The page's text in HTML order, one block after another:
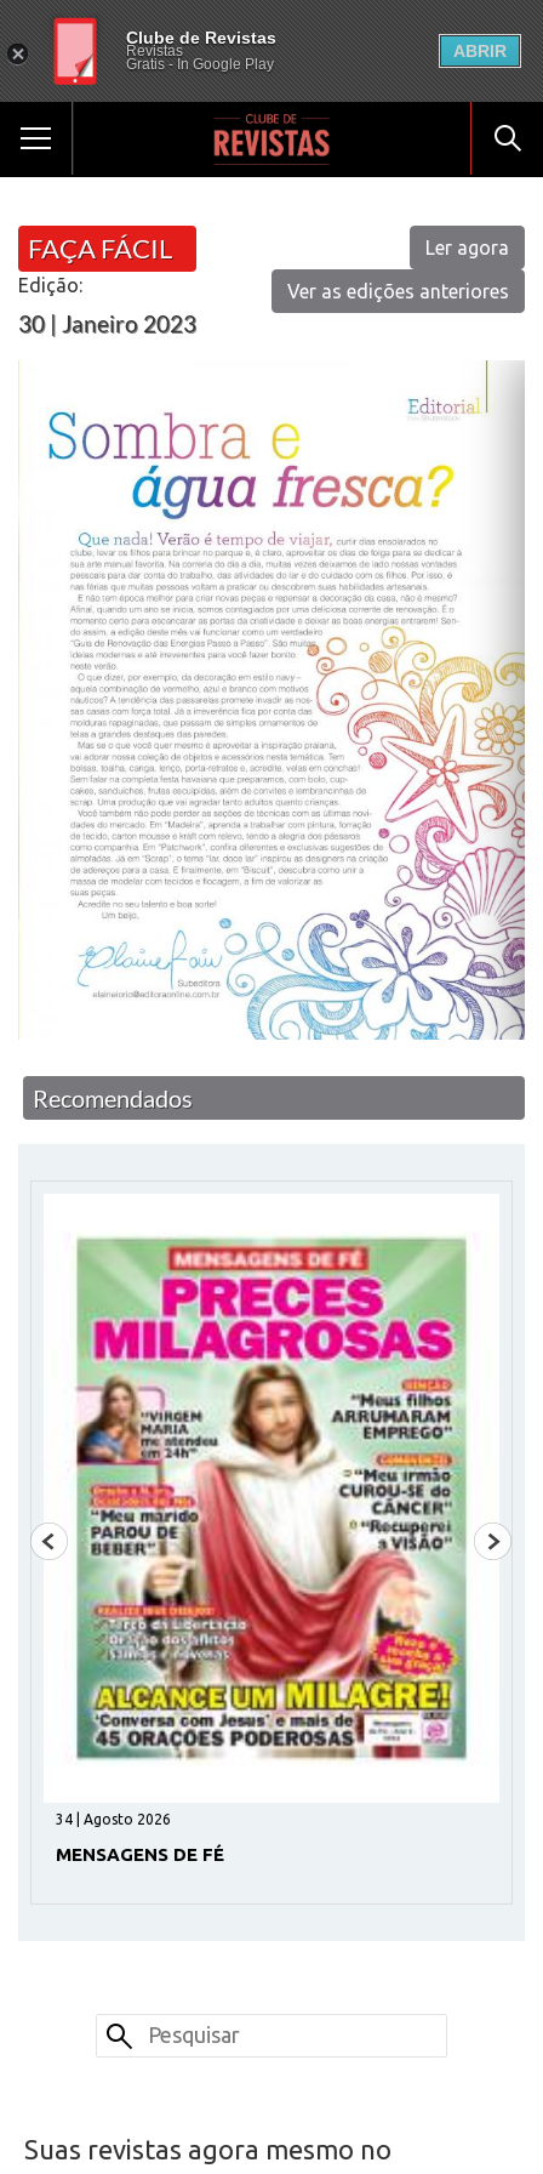
FAÇA FÁCIL
Edição:
30 | Janeiro 2023
Ler agora
Ver as edições anteriores
Recomendados
34 | Agosto 2026
MENSAGENS DE FÉ
Suas revistas agora mesmo no
Clube de Revistas
Revistas
Gratis - In Google Play
ABRIR